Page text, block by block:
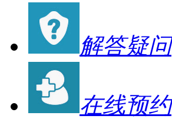
解答疑问
在线预约